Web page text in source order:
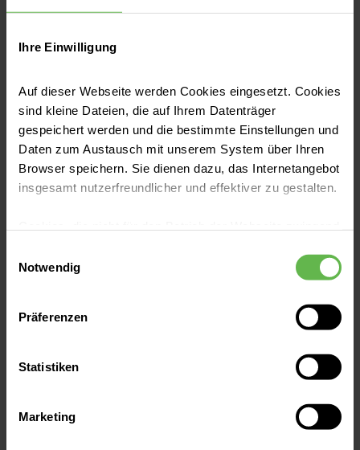
Ihre Einwilligung
Auf dieser Webseite werden Cookies eingesetzt. Cookies
sind kleine Dateien, die auf Ihrem Datenträger
gespeichert werden und die bestimmte Einstellungen und
Daten zum Austausch mit unserem System über Ihren
Browser speichern. Sie dienen dazu, das Internetangebot
insgesamt nutzerfreundlicher und effektiver zu gestalten.
eingesetzt werden.
Es steht Ihnen frei, unsere Seite mit nur den notwendigen
Cookies zu benutzen, eine individuelle Auswahl
oder durch Auswahl von „Alle Cookies akzeptieren“ in die
widerrufen.
Notwendig
Präferenzen
Statistiken
Marketing
werden? Für medizinische Laien ist
es oft schwer, eine Antwort auf
es Ihnen so leicht wie möglich
machen, unsere Qualität
nachzuprüfen: Auf dieser Seite
finden Sie gebündelt alle
für eines unserer Krankenhäuser